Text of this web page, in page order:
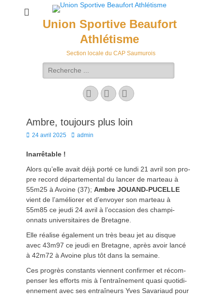
Union Sportive Beaufort
Athlétisme
Section locale du CAP Saumurois
Rechercher :
Facebook
E-
mail
Instagram
Ambre, toujours plus loin
Posted
24 avril 2025 Author
admin
Inar­rêtable !
Alors qu’elle avait déjà porté ce lun­di 21 avril son pro­
pre record départe­men­tal du lancer de marteau à
55m25 à Avoine (37); Ambre JOUAND-PUCELLE
vient de l’amélior­er et d’en­voy­er son marteau à
55m85 ce jeu­di 24 avril à l’oc­ca­sion des cham­pi­
onnats uni­ver­si­taires de Bre­tagne.
Elle réalise égale­ment un très beau jet au disque
avec 43m97 ce jeu­di en Bre­tagne, après avoir lancé
à 42m72 à Avoine plus tôt dans la semaine.
Ces pro­grès con­stants vien­nent con­firmer et récom­
penser les efforts mis à l’en­traîne­ment qua­si quo­ti­di­
en­nement avec ses entraîneurs Yves Savari­aud pour